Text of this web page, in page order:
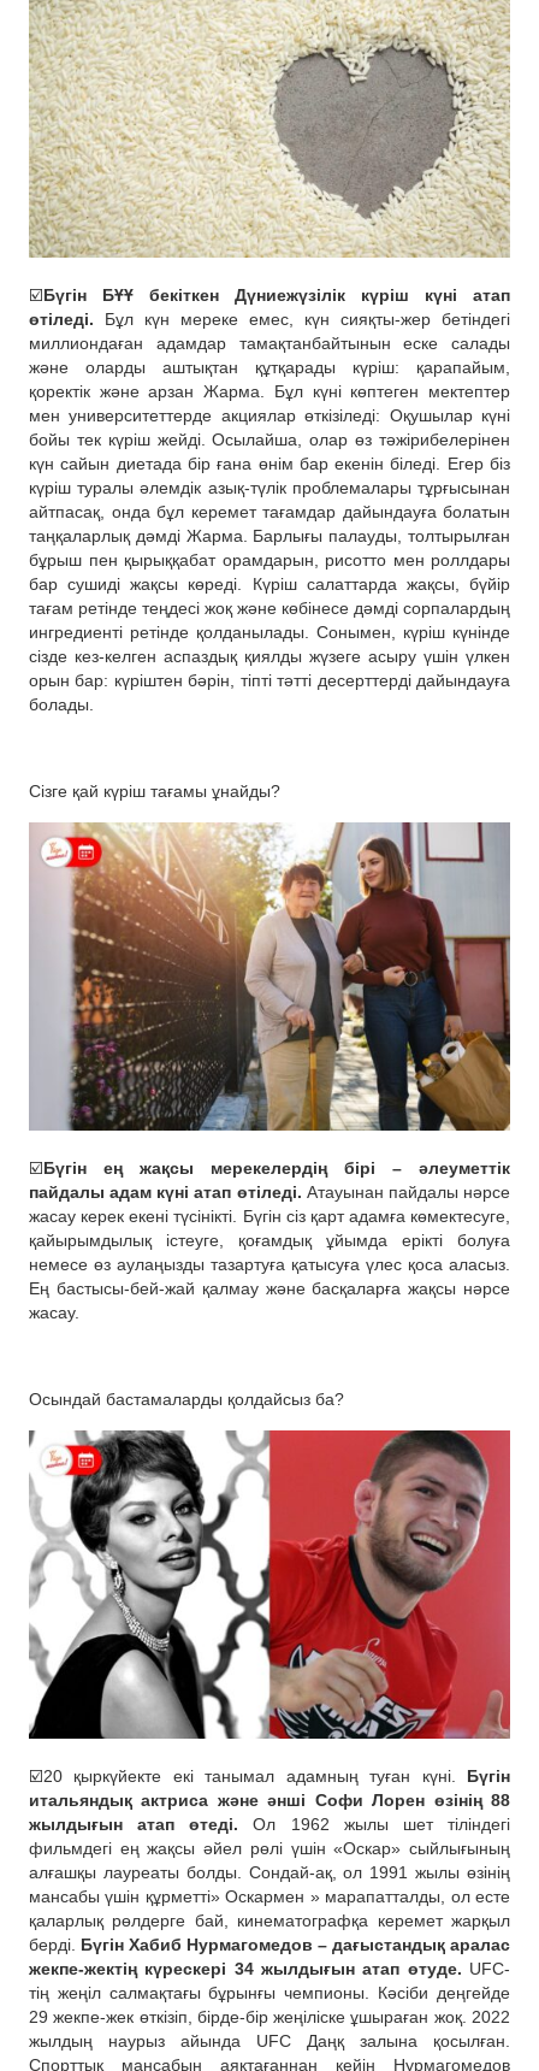
☑️Бүгін БҰҰ бекіткен Дүниежүзілік күріш күні атап
өтіледі. Бұл күн мереке емес, күн сияқты-жер бетіндегі
миллиондаған адамдар тамақтанбайтынын еске салады
және оларды аштықтан құтқарады күріш: қарапайым,
қоректік және арзан Жарма. Бұл күні көптеген мектептер
мен университеттерде акциялар өткізіледі: Оқушылар күні
бойы тек күріш жейді. Осылайша, олар өз тәжірибелерінен
күн сайын диетада бір ғана өнім бар екенін біледі. Егер біз
күріш туралы әлемдік азық-түлік проблемалары тұрғысынан
айтпасақ, онда бұл керемет тағамдар дайындауға болатын
таңқаларлық дәмді Жарма. Барлығы палауды, толтырылған
бұрыш пен қырыққабат орамдарын, рисотто мен роллдары
бар сушиді жақсы көреді. Күріш салаттарда жақсы, бүйір
тағам ретінде теңдесі жоқ және көбінесе дәмді сорпалардың
ингредиенті ретінде қолданылады. Сонымен, күріш күнінде
сізде кез-келген аспаздық қиялды жүзеге асыру үшін үлкен
орын бар: күріштен бәрін, тіпті тәтті десерттерді дайындауға
болады.
Сізге қай күріш тағамы ұнайды?
☑️Бүгін ең жақсы мерекелердің бірі – әлеуметтік
пайдалы адам күні атап өтіледі. Атауынан пайдалы нәрсе
жасау керек екені түсінікті. Бүгін сіз қарт адамға көмектесуге,
қайырымдылық істеуге, қоғамдық ұйымда ерікті болуға
немесе өз аулаңызды тазартуға қатысуға үлес қоса аласыз.
Ең бастысы-бей-жай қалмау және басқаларға жақсы нәрсе
жасау.
Осындай бастамаларды қолдайсыз ба?
☑️20 қыркүйекте екі танымал адамның туған күні. Бүгін
итальяндық актриса және әнші Софи Лорен өзінің 88
жылдығын атап өтеді. Ол 1962 жылы шет тіліндегі
фильмдегі ең жақсы әйел рөлі үшін «Оскар» сыйлығының
алғашқы лауреаты болды. Сондай-ақ, ол 1991 жылы өзінің
мансабы үшін құрметті» Оскармен » марапатталды, ол есте
қаларлық рөлдерге бай, кинематографқа керемет жарқыл
берді. Бүгін Хабиб Нурмагомедов – дағыстандық аралас
жекпе-жектің күрескері 34 жылдығын атап өтуде. UFC-
тің жеңіл салмақтағы бұрынғы чемпионы. Кәсіби деңгейде
29 жекпе-жек өткізіп, бірде-бір жеңіліске ұшыраған жоқ. 2022
жылдың наурыз айында UFC Даңқ залына қосылған.
Спорттық мансабын аяқтағаннан кейін Нурмагомедов